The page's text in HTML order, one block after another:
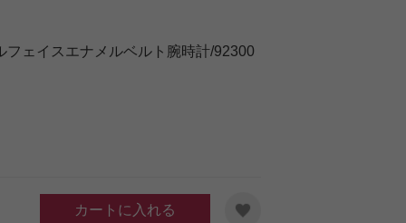
フェイスエナメルベルト腕時計/92300
カートに入れる